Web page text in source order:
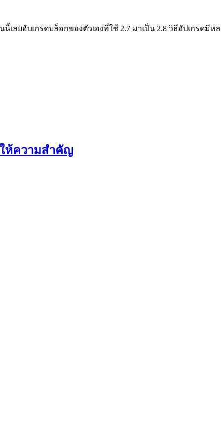
นนี้เลยอับเกรดบล็อกของตัวเองที่ใช้ 2.7 มาเป็น 2.8 วิธีอัปเกรดมี
ห้ความสำคัญ